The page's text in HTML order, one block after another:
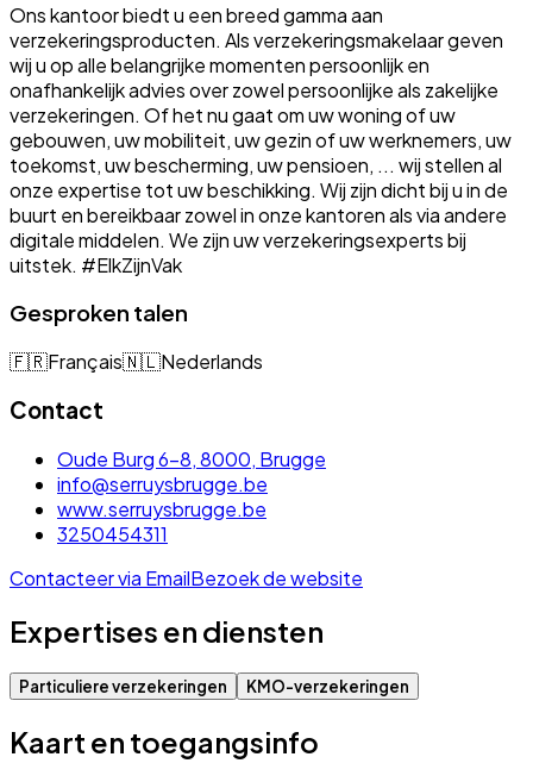
Ons kantoor biedt u een breed gamma aan
verzekeringsproducten. Als verzekeringsmakelaar geven
wij u op alle belangrijke momenten persoonlijk en
onafhankelijk advies over zowel persoonlijke als zakelijke
verzekeringen. Of het nu gaat om uw woning of uw
gebouwen, uw mobiliteit, uw gezin of uw werknemers, uw
toekomst, uw bescherming, uw pensioen, ... wij stellen al
onze expertise tot uw beschikking. Wij zijn dicht bij u in de
buurt en bereikbaar zowel in onze kantoren als via andere
digitale middelen. We zijn uw verzekeringsexperts bij
uitstek. #ElkZijnVak
Gesproken talen
🇫🇷Français🇳🇱Nederlands
Contact
Oude Burg 6-8, 8000, Brugge
info@serruysbrugge.be
www.serruysbrugge.be
3250454311
Contacteer via EmailBezoek de website
Expertises en diensten
Particuliere verzekeringen KMO-verzekeringen
Kaart en toegangsinfo